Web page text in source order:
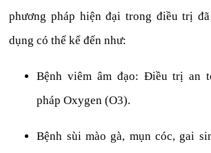
phương pháp hiện đại trong điều trị
dụng có thể kể đến như:
Bệnh viêm âm đạo: Điều trị an
pháp Oxygen (O3).
Bệnh sùi mào gà, mụn cóc, gai